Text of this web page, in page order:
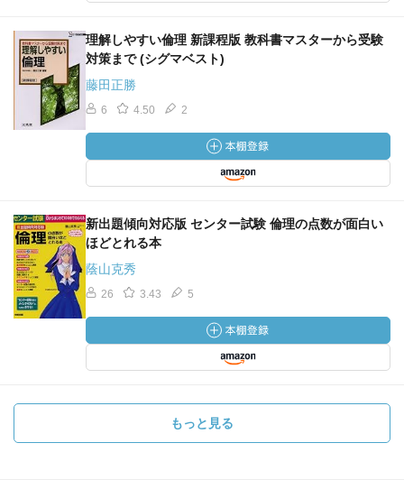
理解しやすい倫理 新課程版 教科書マスターから受験
対策まで (シグマベスト)
藤田正勝
6 4.50 2
新出題傾向対応版 センター試験 倫理の点数が面白い
ほどとれる本
蔭山克秀
26 3.43 5
もっと見る